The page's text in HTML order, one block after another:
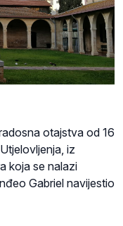
otajstva od 16
iz
koja se nalazi
Gabriel navijestio